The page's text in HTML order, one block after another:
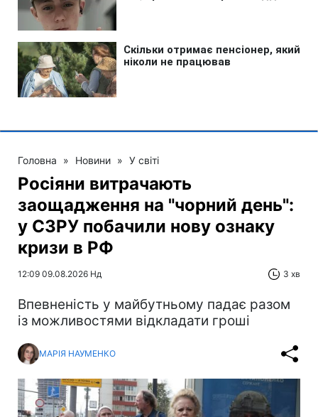
Головна » Новини » У світі
Росіяни витрачають
заощадження на "чорний день":
у СЗРУ побачили нову ознаку
кризи в РФ
12:09 09.08.2026 Нд 3 хв
Впевненість у майбутньому падає разом
із можливостями відкладати гроші
МАРІЯ НАУМЕНКО